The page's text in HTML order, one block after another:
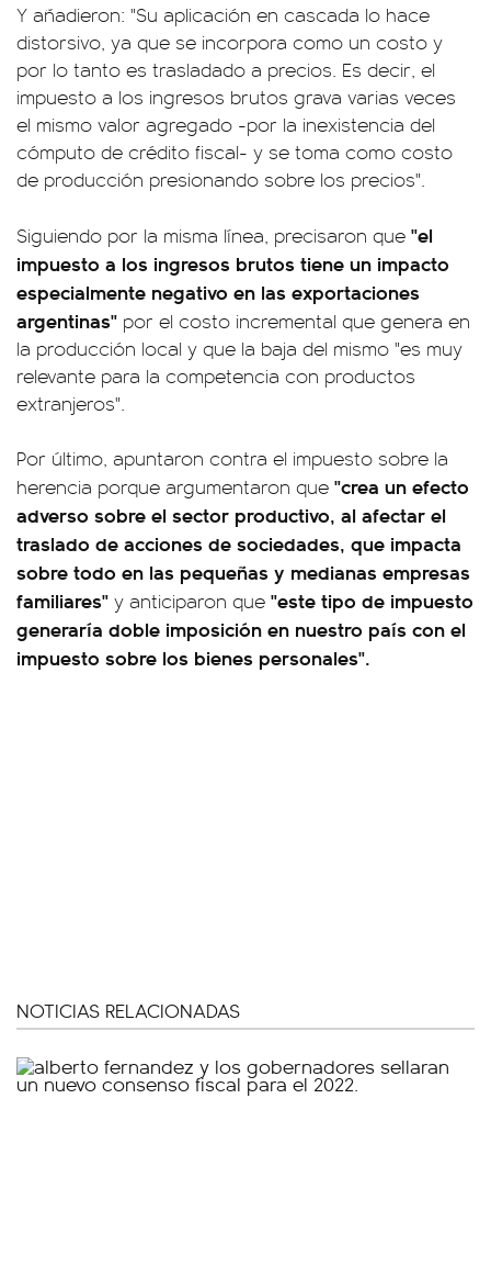
Y añadieron: "Su aplicación en cascada lo hace
distorsivo, ya que se incorpora como un costo y
por lo tanto es trasladado a precios. Es decir, el
impuesto a los ingresos brutos grava varias veces
el mismo valor agregado -por la inexistencia del
cómputo de crédito fiscal- y se toma como costo
de producción presionando sobre los precios".
Siguiendo por la misma línea, precisaron que "el
impuesto a los ingresos brutos tiene un impacto
especialmente negativo en las exportaciones
argentinas" por el costo incremental que genera en
la producción local y que la baja del mismo "es muy
relevante para la competencia con productos
extranjeros".
Por último, apuntaron contra el impuesto sobre la
herencia porque argumentaron que "crea un efecto
adverso sobre el sector productivo, al afectar el
traslado de acciones de sociedades, que impacta
sobre todo en las pequeñas y medianas empresas
familiares" y anticiparon que "este tipo de impuesto
generaría doble imposición en nuestro país con el
impuesto sobre los bienes personales".
NOTICIAS RELACIONADAS